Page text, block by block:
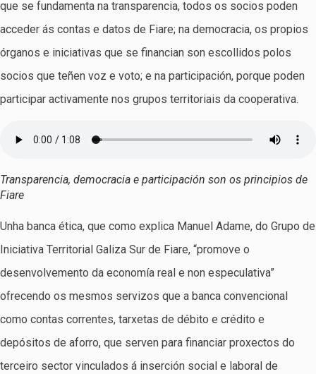
que se fundamenta na transparencia, todos os socios poden
acceder ás contas e datos de Fiare; na democracia, os propios
órganos e iniciativas que se financian son escollidos polos
socios que teñen voz e voto; e na participación, porque poden
participar activamente nos grupos territoriais da cooperativa.
Transparencia, democracia e participación son os principios de
Fiare
Unha banca ética, que como explica Manuel Adame, do Grupo de
Iniciativa Territorial Galiza Sur de Fiare, “promove o
desenvolvemento da economía real e non especulativa”
ofrecendo os mesmos servizos que a banca convencional
como contas correntes, tarxetas de débito e crédito e
depósitos de aforro, que serven para financiar proxectos do
terceiro sector vinculados á inserción social e laboral de